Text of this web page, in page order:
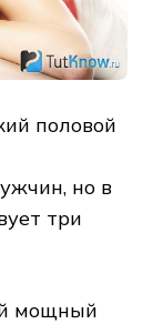
половой
но в
три
мощный